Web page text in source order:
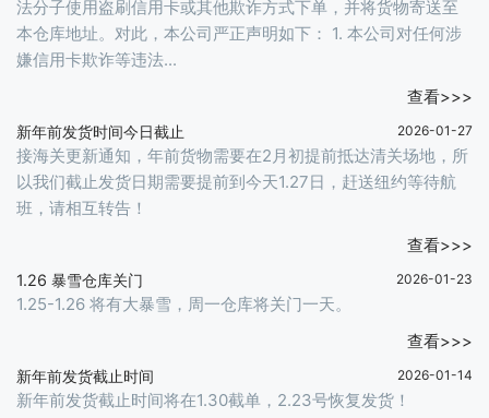
法分子使用盗刷信用卡或其他欺诈方式下单，并将货物寄送至
本仓库地址。对此，本公司严正声明如下： 1. 本公司对任何涉
嫌信用卡欺诈等违法...
查看>>>
新年前发货时间今日截止 2026-01-27
接海关更新通知，年前货物需要在2月初提前抵达清关场地，所
以我们截止发货日期需要提前到今天1.27日，赶送纽约等待航
班，请相互转告！
查看>>>
1.26 暴雪仓库关门 2026-01-23
1.25-1.26 将有大暴雪，周一仓库将关门一天。
查看>>>
新年前发货截止时间 2026-01-14
新年前发货截止时间将在1.30截单，2.23号恢复发货！